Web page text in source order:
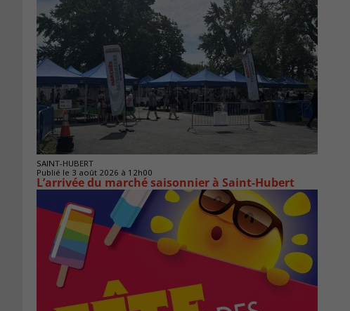
SAINT-HUBERT
Publié le 3 août 2026 à 12h00
L’arrivée du marché saisonnier à Saint-Hubert